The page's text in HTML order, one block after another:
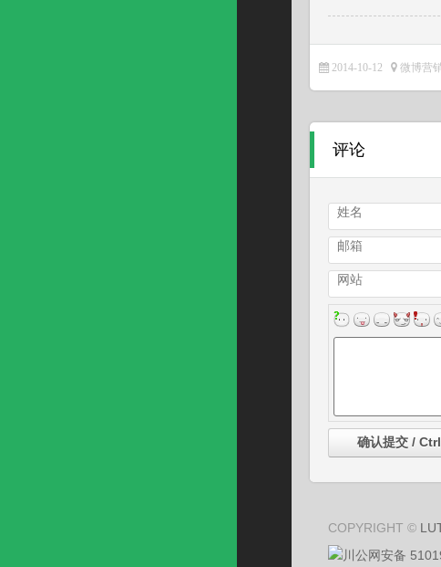
2014-10-12 微博营
评论
姓名
邮箱
网站
COPYRIGHT ©
川公网安备